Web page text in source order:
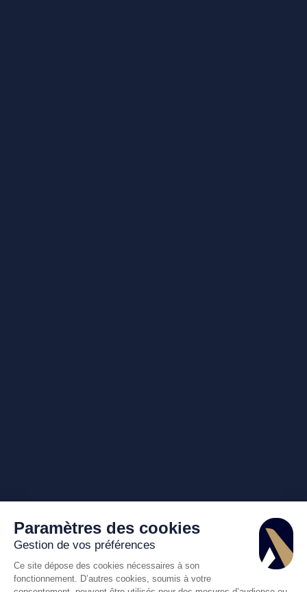
Paramètres des cookies
Gestion de vos préférences
Ce site dépose des cookies nécessaires à son
fonctionnement. D’autres cookies, soumis à votre